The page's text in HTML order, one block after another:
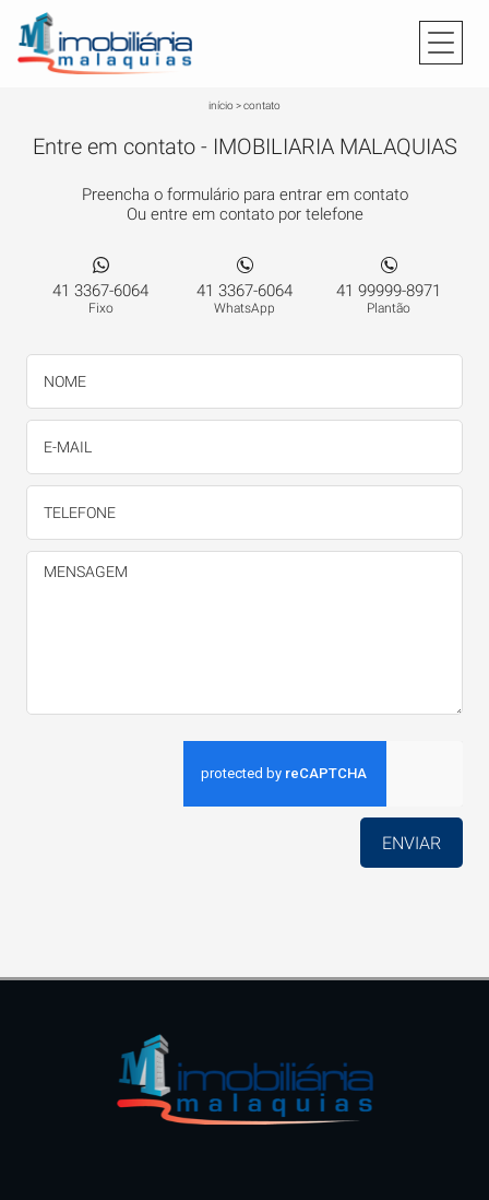
início>contato
Entre em contato - IMOBILIARIA MALAQUIAS
Preencha o formulário para entrar em contato
Ou entre em contato por telefone
41 3367-6064
Fixo
41 3367-6064
WhatsApp
41 99999-8971
Plantão
ENVIAR